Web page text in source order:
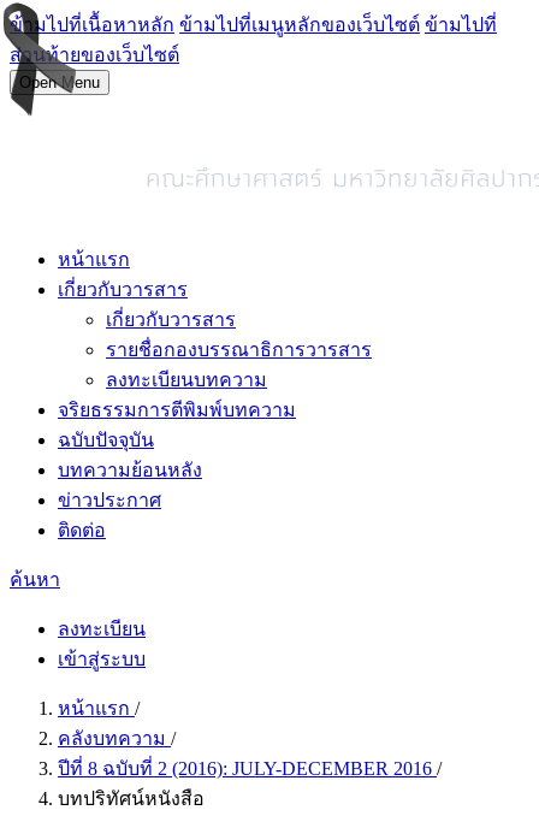
ข้ามไปที่เนื้อหาหลัก ข้ามไปที่เมนูหลักของเว็บไซต์ ข้ามไปที่
ส่วนท้ายของเว็บไซต์
Open Menu
หน้าแรก
เกี่ยวกับวารสาร
เกี่ยวกับวารสาร
รายชื่อกองบรรณาธิการวารสาร
ลงทะเบียนบทความ
จริยธรรมการตีพิมพ์บทความ
ฉบับปัจจุบัน
บทความย้อนหลัง
ข่าวประกาศ
ติดต่อ
ค้นหา
ลงทะเบียน
เข้าสู่ระบบ
หน้าแรก /
คลังบทความ /
ปีที่ 8 ฉบับที่ 2 (2016): JULY-DECEMBER 2016 /
บทปริทัศน์หนังสือ